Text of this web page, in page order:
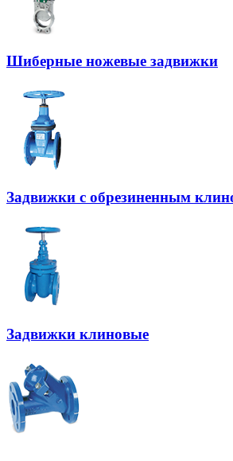
Шиберные ножевые задвижки
Задвижки с обрезиненным
Задвижки клиновые